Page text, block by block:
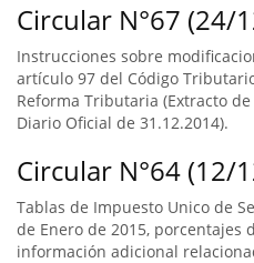
Circular N°67 (24/
Instrucciones sobre
artículo 97 del Código
Reforma Tributaria (Extracto
Diario Oficial de 31.12.2014).
Circular N°64 (12/
Tablas de Impuesto Unico de
de Enero de 2015, porcentajes
información adicional